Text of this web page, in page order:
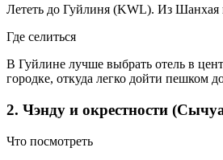
Лететь до Гуйлиня (KWL). Из Шанхая
Где селиться
В Гуйлине лучше выбрать отель в
городке, откуда легко дойти пешком
2. Чэнду и окрестности
Что посмотреть